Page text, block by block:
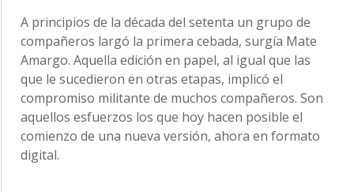
A principios de la década del setenta un grupo de
compañeros largó la primera cebada, surgía Mate
Amargo. Aquella edición en papel, al igual que las
que le sucedieron en otras etapas, implicó el
compromiso militante de muchos compañeros. Son
aquellos esfuerzos los que hoy hacen posible el
comienzo de una nueva versión, ahora en formato
digital.